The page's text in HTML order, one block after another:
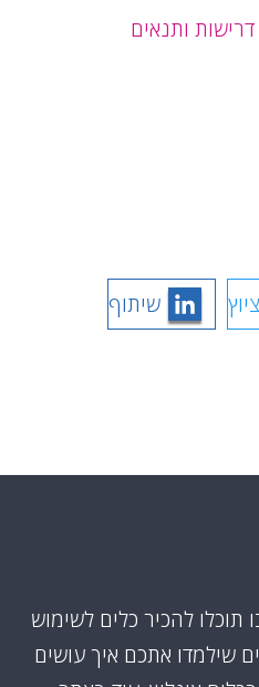
ותנאים
ציוץ שיתוף
תוכלו להכיר כלים לשימוש
שילמדו אתכם איך עושים